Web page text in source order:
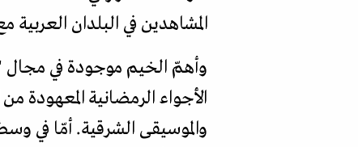
المشاهدين في البلدان العربية
وأهمّ الخيم موجودة في
الأجواء الرمضانية المعهودة
والموسيقى الشرقية. أمّا في